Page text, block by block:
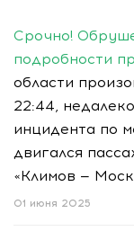
Срочно!
подробности
области
22:44,
инцидента по
двигался
«Климов —
01 июня 2025